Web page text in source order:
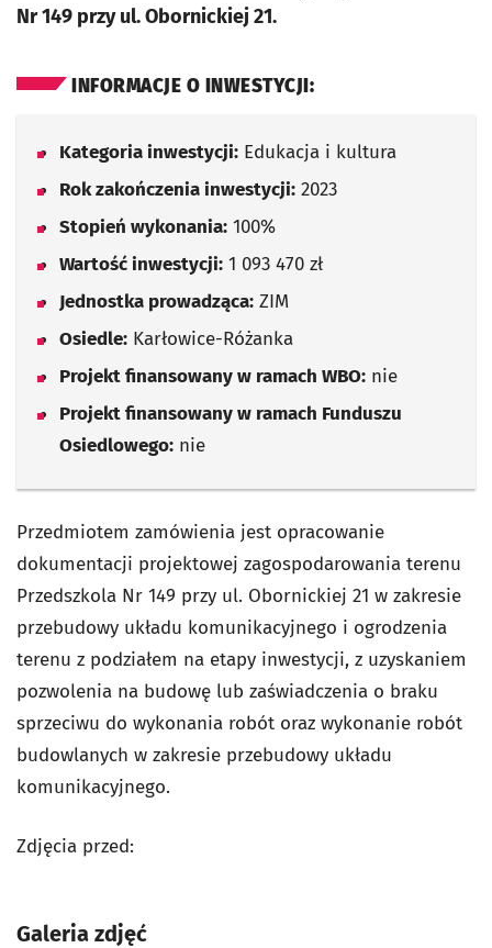
Nr 149 przy ul. Obornickiej 21.
INFORMACJE O INWESTYCJI:
Kategoria inwestycji: Edukacja i kultura
Rok zakończenia inwestycji: 2023
Stopień wykonania: 100%
Wartość inwestycji: 1 093 470 zł
Jednostka prowadząca: ZIM
Osiedle: Karłowice-Różanka
Projekt finansowany w ramach WBO: nie
Projekt finansowany w ramach Funduszu
Osiedlowego: nie
Przedmiotem zamówienia jest opracowanie
dokumentacji projektowej zagospodarowania terenu
Przedszkola Nr 149 przy ul. Obornickiej 21 w zakresie
przebudowy układu komunikacyjnego i ogrodzenia
terenu z podziałem na etapy inwestycji, z uzyskaniem
pozwolenia na budowę lub zaświadczenia o braku
sprzeciwu do wykonania robót oraz wykonanie robót
budowlanych w zakresie przebudowy układu
komunikacyjnego.
Zdjęcia przed:
Galeria zdjęć